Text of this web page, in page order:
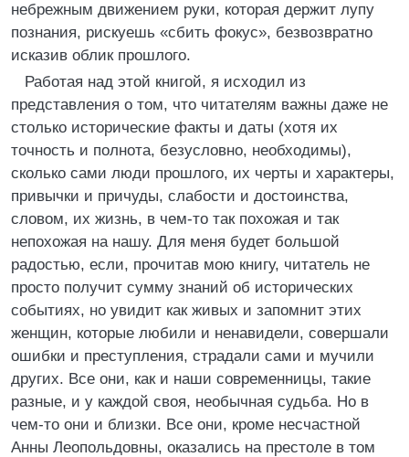
небрежным движением руки, которая держит лупу
познания, рискуешь «сбить фокус», безвозвратно
исказив облик прошлого.
Работая над этой книгой, я исходил из
представления о том, что читателям важны даже не
столько исторические факты и даты (хотя их
точность и полнота, безусловно, необходимы),
сколько сами люди прошлого, их черты и характеры,
привычки и причуды, слабости и достоинства,
словом, их жизнь, в чем-то так похожая и так
непохожая на нашу. Для меня будет большой
радостью, если, прочитав мою книгу, читатель не
просто получит сумму знаний об исторических
событиях, но увидит как живых и запомнит этих
женщин, которые любили и ненавидели, совершали
ошибки и преступления, страдали сами и мучили
других. Все они, как и наши современницы, такие
разные, и у каждой своя, необычная судьба. Но в
чем-то они и близки. Все они, кроме несчастной
Анны Леопольдовны, оказались на престоле в том